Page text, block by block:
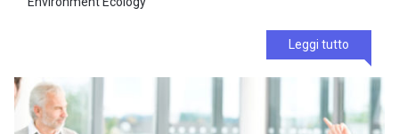
Leggi tutto